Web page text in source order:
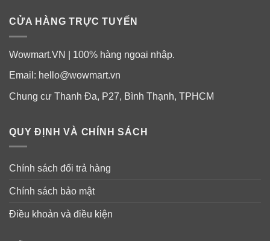
Hướng dẫn sử dụng viên uống tinh chất
Oyster Extract
Nam giới từ 18 tuổi trở lên
một chế độ bổ sung dinh dưỡng.
CỬA HÀNG TRỰC TUYẾN
Wowmart.VN | 100% hàng ngoại nhập.
Email: hello@wowmart.vn
Chung cư Thanh Đa, P27, Bình Thạnh, TPHCM
QUY ĐỊNH VÀ CHÍNH SÁCH
Chính sách đổi trả hàng
Chính sách bảo mật
Điều khoản và điều kiện